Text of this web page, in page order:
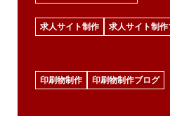
求人サイト制作 求人サイト制作
印刷物制作 印刷物制作ブログ